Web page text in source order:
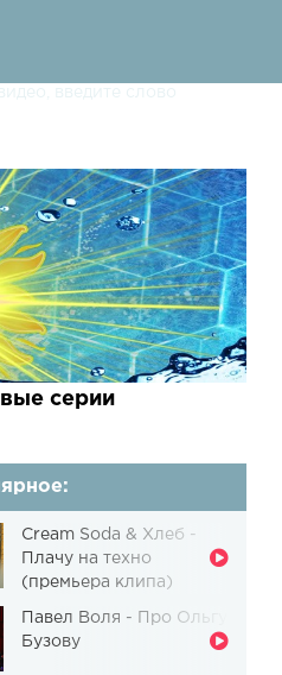
серии
Cream Soda & Хлеб -
Плачу на техно
(премьера клипа)
Павел Воля - Про Ольгу
Бузову